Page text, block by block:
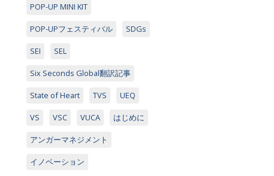
POP-UP MINI KIT
POP-UPフェスティバル SDGs
SEI SEL
Six Seconds Global翻訳記事
State of Heart TVS UEQ
VS VSC VUCA はじめに
アンガーマネジメント
イノベーション